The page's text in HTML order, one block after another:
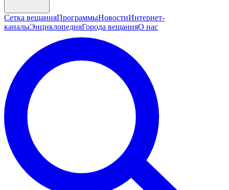
Сетка вещанияПрограммыНовостиИнтернет-
каналыЭнциклопедияГорода вещанияО нас